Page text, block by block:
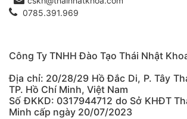
Công Ty TNHH Đào Tạo Thái Nhật
Địa chỉ: 20/28/29 Hồ Đắc Di, P. Tây
TP. Hồ Chí Minh, Việt Nam
Số ĐKKD: 0317944712 do Sở KHĐT
Minh cấp ngày 20/07/2023
0785.391.969